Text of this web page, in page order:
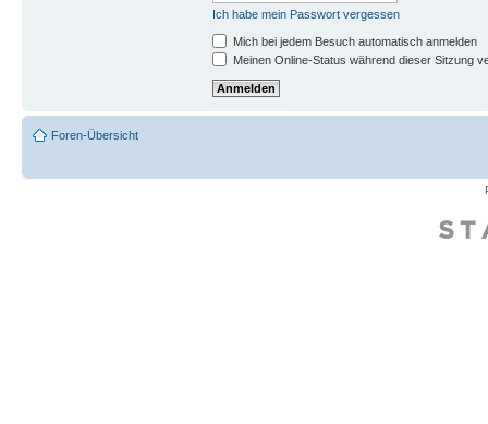
Ich habe mein Passwort vergessen
Mich bei jedem Besuch automatisch anmelden
Meinen Online-Status während dieser Sitzung
Foren-Übersicht